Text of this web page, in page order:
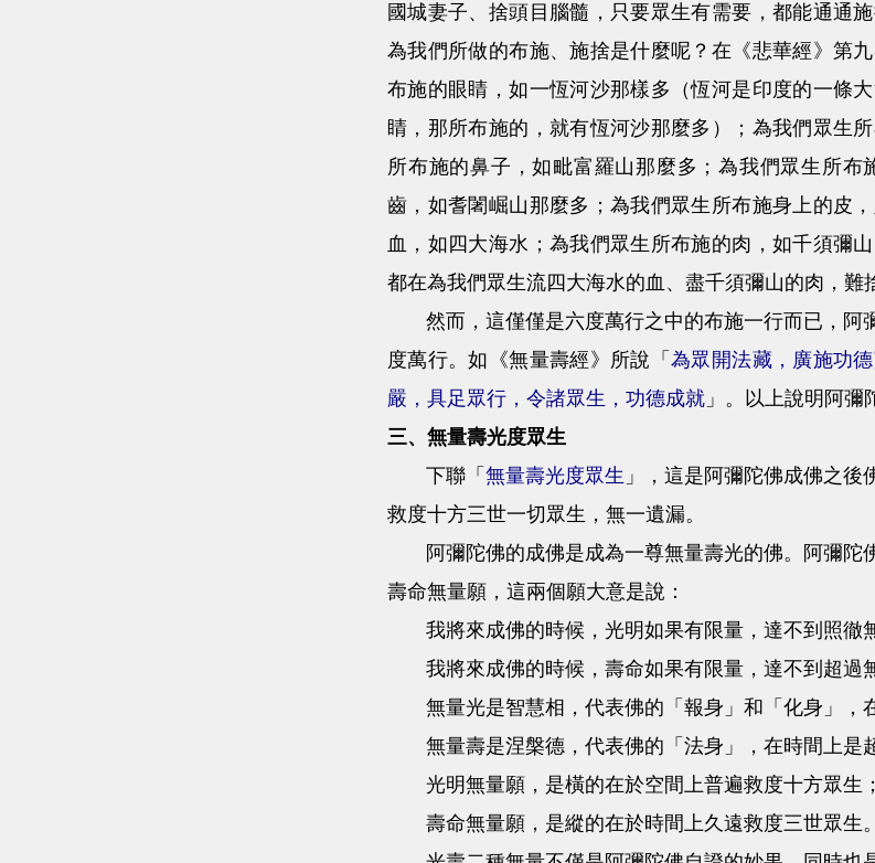
國城妻子、捨頭目腦髓，只要眾生有需要，都能通通施
為我們所做的布施、施捨是什麼呢？在《悲華經》第
布施的眼睛，如一恆河沙那樣多（恆河是印度的一條
睛，那所布施的，就有恆河沙那麼多）；為我們眾生
所布施的鼻子，如毗富羅山那麼多；為我們眾生所
齒，如耆闍崛山那麼多；為我們眾生所布施身上的皮
血，如四大海水；為我們眾生所布施的肉，如千須彌
都在為我們眾生流四大海水的血、盡千須彌山的肉，難
然而，這僅僅是六度萬行之中的布施一行而已，阿
度萬行。如《無量壽經》所說「為眾開法藏，廣施功
嚴，具足眾行，令諸眾生，功德成就 」。以上說明阿彌
三、無量壽光度眾生
下聯「 無量壽光度眾生 」，這是阿彌陀佛成佛之
救度十方三世一切眾生，無一遺漏。
阿彌陀佛的成佛是成為一尊無量壽光的佛。阿彌陀
壽命無量願，這兩個願大意是說：
我將來成佛的時候，光明如果有限量，達不到照徹
我將來成佛的時候，壽命如果有限量，達不到超過
無量光是智慧相，代表佛的「報身」和「化身」，
無量壽是涅槃德，代表佛的「法身」，在時間上是超
光明無量願，是橫的在於空間上普遍救度十方眾生；
壽命無量願，是縱的在於時間上久遠救度三世眾生。